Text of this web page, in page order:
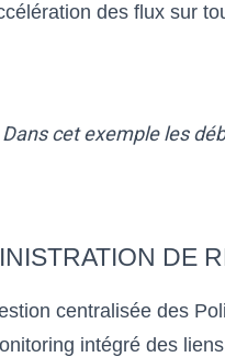
des flux sur
Dans cet exemple les
DE
centralisée des
intégré des